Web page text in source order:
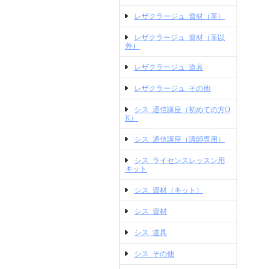
レザクラージュ_資材（革）
レザクラージュ_資材（革以
外）
レザクラージュ_道具
レザクラージュ_その他
シス_通信講座（初めての方O
K）
シス_通信講座（講師専用）
シス_ライセンスレッスン用
キット
シス_資材（キット）
シス_資材
シス_道具
シス_その他